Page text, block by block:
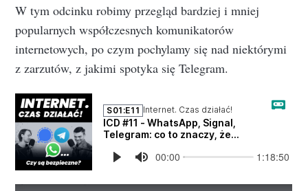
W tym odcinku robimy przegląd bardziej i mniej
popularnych współczesnych komunikatorów
internetowych, po czym pochylamy się nad niektórymi
z zarzutów, z jakimi spotyka się Telegram.